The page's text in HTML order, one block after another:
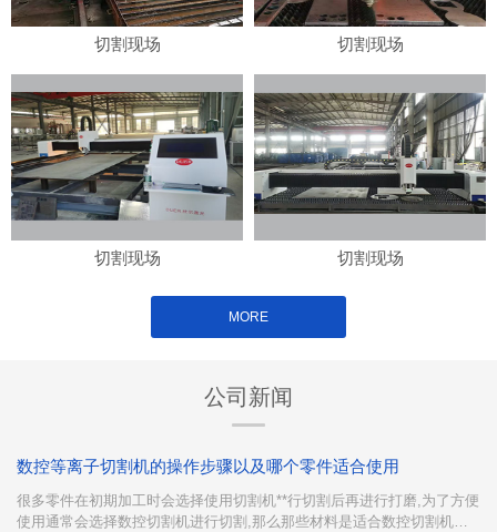
切割现场 切割现场
切割现场 切割现场
MORE
公司新闻
数控等离子切割机的操作步骤以及哪个零件适合使用
很多零件在初期加工时会选择使用切割机**行切割后再进行打磨,为了方便
使用通常会选择数控切割机进行切割,那么那些材料是适合数控切割机下